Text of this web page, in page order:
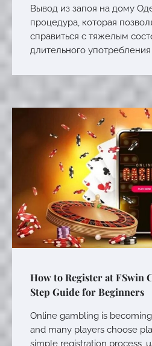
Вывод из запоя на дому
процедура, которая
справиться с тяжелым
длительного употребления
How to Register at FSwin
Step Guide for Beginners
Online gambling is
and many players choose
simple registration process,